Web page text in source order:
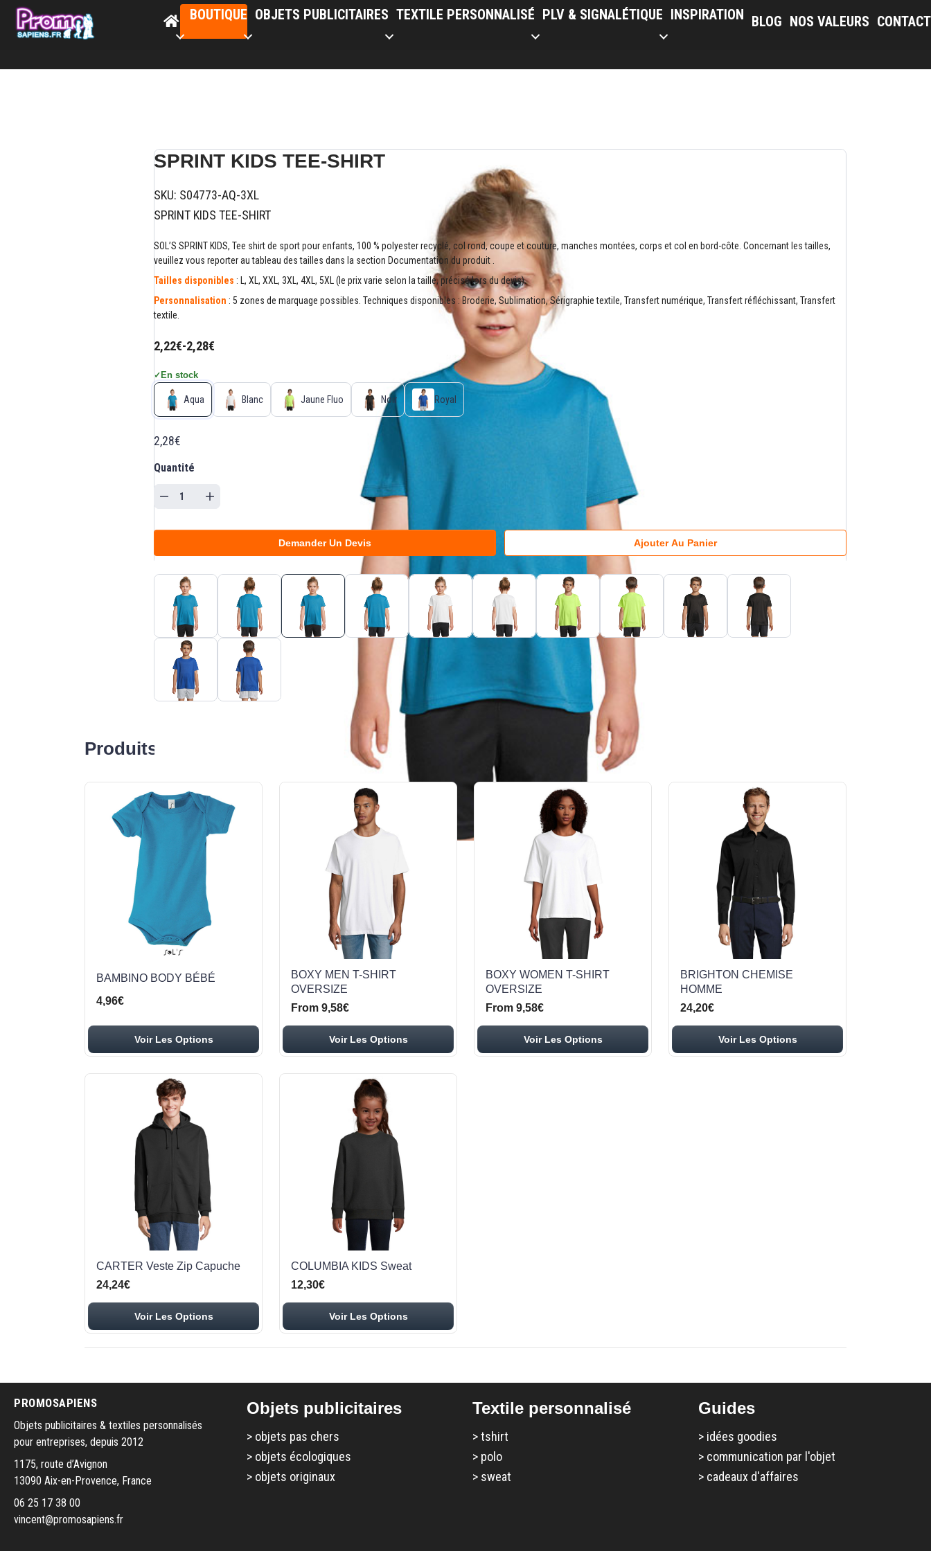
BOUTIQUE OBJETS PUBLICITAIRES TEXTILE PERSONNALISÉ PLV & SIGNALÉTIQUE INSPIRATION BLOG NOS VALEURS CONTACT
SPRINT KIDS TEE-SHIRT
SKU: S04773-AQ-3XL
SPRINT KIDS TEE-SHIRT
SOL’S SPRINT KIDS, Tee shirt de sport pour enfants, 100 % polyester recyclé, col rond, coupe et couture, manches montées, corps et col en bord-côte. Concernant les tailles,
veuillez vous reporter au tableau des tailles dans la section Documentation du produit .
Tailles disponibles : L, XL, XXL, 3XL, 4XL, 5XL (le prix varie selon la taille, précisé lors du devis).
Personnalisation : 5 zones de marquage possibles. Techniques disponibles : Broderie, Sublimation, Sérigraphie textile, Transfert numérique, Transfert réfléchissant, Transfert
textile.
2,22€-2,28€
✓ En stock
Aqua Blanc Jaune Fluo Noir Royal
2,28€
Quantité
Demander Un Devis Ajouter Au Panier
Produits liés
BAMBINO BODY BÉBÉ
4,96€
Voir Les Options
BOXY MEN T-SHIRT
OVERSIZE
From 9,58€
Voir Les Options
BOXY WOMEN T-SHIRT
OVERSIZE
From 9,58€
Voir Les Options
BRIGHTON CHEMISE
HOMME
24,20€
Voir Les Options
CARTER Veste Zip Capuche
24,24€
Voir Les Options
COLUMBIA KIDS Sweat
12,30€
Voir Les Options
PROMOSAPIENS
Objets publicitaires & textiles personnalisés
pour entreprises, depuis 2012
1175, route d’Avignon
13090 Aix-en-Provence, France
06 25 17 38 00
vincent@promosapiens.fr
Objets publicitaires
> objets pas chers
> objets écologiques
> objets originaux
Textile personnalisé
>tshirt
> polo
> sweat
Guides
> idées goodies
> communication par l'objet
> cadeaux d'affaires